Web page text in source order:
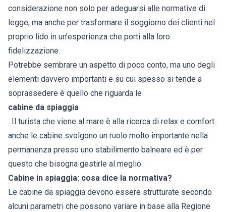
considerazione non solo per adeguarsi alle normative di
legge, ma anche per trasformare il soggiorno dei clienti nel
proprio lido in un’esperienza che porti alla loro
fidelizzazione.
Potrebbe sembrare un aspetto di poco conto, ma uno degli
elementi davvero importanti e su cui spesso si tende a
soprassedere è quello che riguarda le
cabine da spiaggia
. Il turista che viene al mare è alla ricerca di relax e comfort:
anche le cabine svolgono un ruolo molto importante nella
permanenza presso uno stabilimento balneare ed è per
questo che bisogna gestirle al meglio.
Cabine in spiaggia: cosa dice la normativa?
Le cabine da spiaggia devono essere strutturate secondo
alcuni parametri che possono variare in base alla Regione